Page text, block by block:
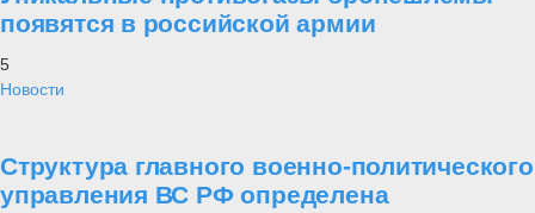
появятся в российской армии
5
Новости
Структура главного военно-политического
управления ВС РФ определена